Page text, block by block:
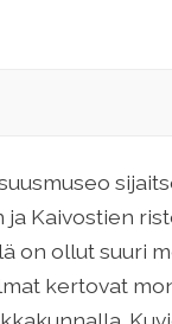
Kaivostien
on ollut suuri
kertovat